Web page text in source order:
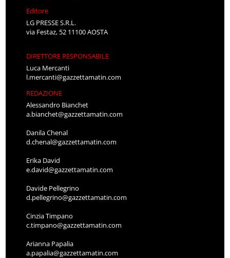
Editore
LG PRESSE S.R.L.
via Festaz, 52 11100 AOSTA
DIRETTORE RESPONSABILE
Luca Mercanti
l.mercanti@gazzettamatin.com
REDAZIONE
Alessandro Bianchet
a.bianchet@gazzettamatin.com
Danila Chenal
d.chenal@gazzettamatin.com
Erika David
e.david@gazzettamatin.com
Davide Pellegrino
d.pellegrino@gazzettamatin.com
Cinzia Timpano
c.timpano@gazzettamatin.com
Arianna Papalia
a.papalia@gazzettamatin.com